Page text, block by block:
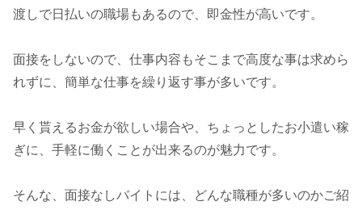
渡しで日払いの職場もあるので、即金性が高いです。
面接をしないので、仕事内容もそこまで高度な事は求めら
れずに、簡単な仕事を繰り返す事が多いです。
早く貰えるお金が欲しい場合や、ちょっとしたお小遣い稼
ぎに、手軽に働くことが出来るのが魅力です。
そんな、面接なしバイトには、どんな職種が多いのかご紹